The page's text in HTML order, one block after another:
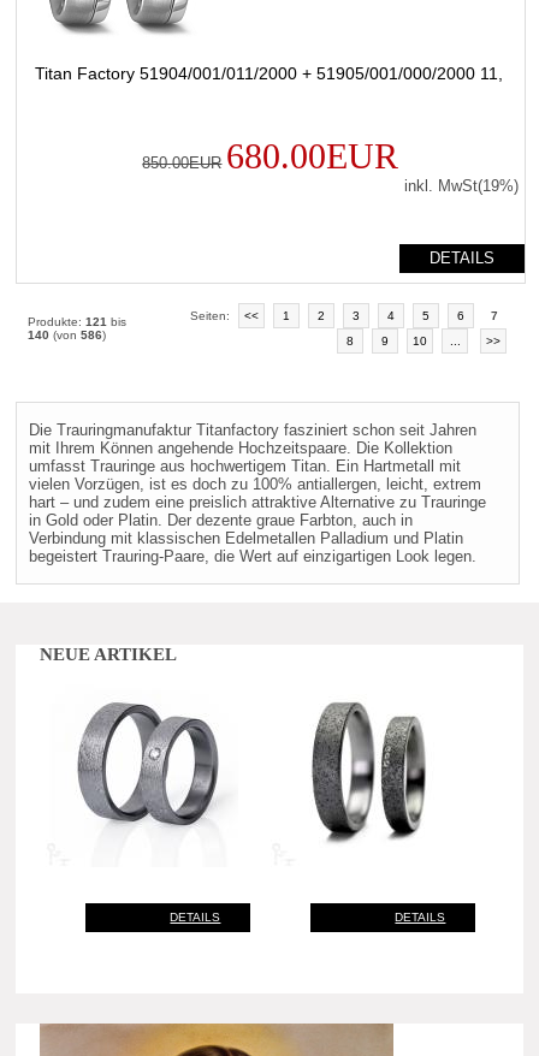
Titan Factory 51904/001/011/2000 + 51905/001/000/2000 11,
850.00EUR 680.00EUR
inkl. MwSt(19%)
DETAILS
Produkte:121 bis
140 (von586)
Seiten: << 1 2 3 4 5 6
7
8
9 10 >>
Die Trauringmanufaktur Titanfactory fasziniert schon seit Jahren
mit Ihrem Können angehende Hochzeitspaare. Die Kollektion
umfasst Trauringe aus hochwertigem Titan. Ein Hartmetall mit
vielen Vorzügen, ist es doch zu 100% antiallergen, leicht, extrem
hart – und zudem eine preislich attraktive Alternative zu Trauringe
in Gold oder Platin. Der dezente graue Farbton, auch in
Verbindung mit klassischen Edelmetallen Palladium und Platin
begeistert Trauring-Paare, die Wert auf einzigartigen Look legen.
NEUE ARTIKEL
DETAILS DETAILS